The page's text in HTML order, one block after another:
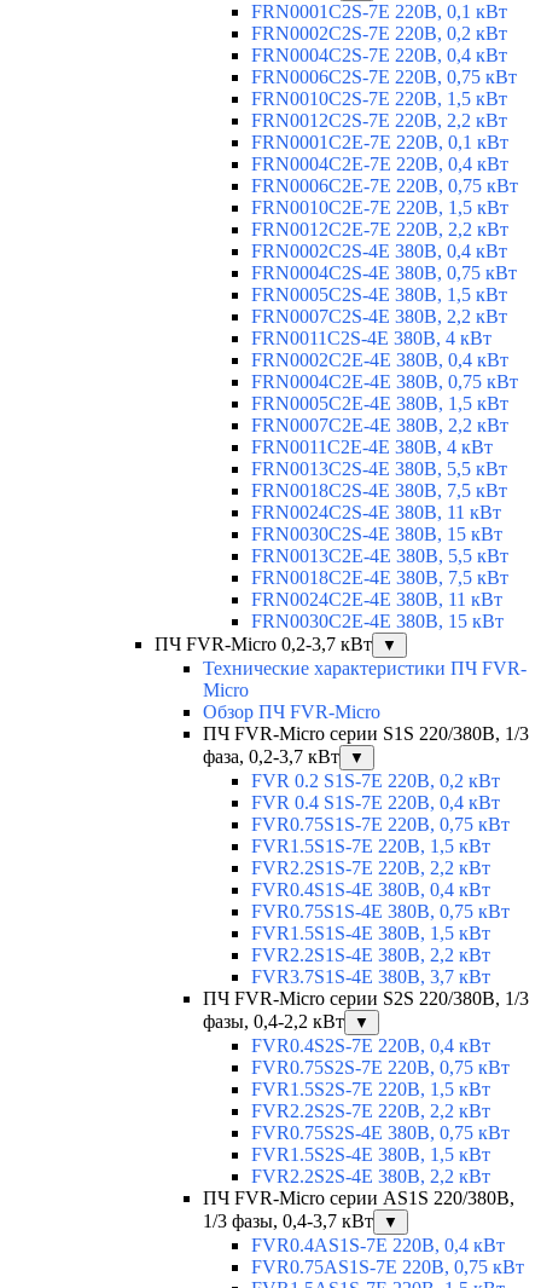
FRN0001C2S-7E 220В, 0,1 кВт
FRN0002C2S-7E 220В, 0,2 кВт
FRN0004C2S-7E 220В, 0,4 кВт
FRN0006C2S-7E 220В, 0,75 кВт
FRN0010C2S-7E 220В, 1,5 кВт
FRN0012C2S-7E 220В, 2,2 кВт
FRN0001C2E-7E 220В, 0,1 кВт
FRN0004C2E-7E 220В, 0,4 кВт
FRN0006C2E-7E 220В, 0,75 кВт
FRN0010C2E-7E 220В, 1,5 кВт
FRN0012C2E-7E 220В, 2,2 кВт
FRN0002C2S-4E 380В, 0,4 кВт
FRN0004C2S-4E 380В, 0,75 кВт
FRN0005C2S-4E 380В, 1,5 кВт
FRN0007C2S-4E 380В, 2,2 кВт
FRN0011C2S-4E 380В, 4 кВт
FRN0002C2E-4E 380В, 0,4 кВт
FRN0004C2E-4E 380В, 0,75 кВт
FRN0005C2E-4E 380В, 1,5 кВт
FRN0007C2E-4E 380В, 2,2 кВт
FRN0011C2E-4E 380В, 4 кВт
FRN0013C2S-4E 380В, 5,5 кВт
FRN0018C2S-4E 380В, 7,5 кВт
FRN0024C2S-4E 380В, 11 кВт
FRN0030C2S-4E 380В, 15 кВт
FRN0013C2E-4E 380В, 5,5 кВт
FRN0018C2E-4E 380В, 7,5 кВт
FRN0024C2E-4E 380В, 11 кВт
FRN0030C2E-4E 380В, 15 кВт
ПЧ FVR-Micro 0,2-3,7 кВт
▼
Технические характеристики ПЧ FVR-
Micro
Обзор ПЧ FVR-Micro
ПЧ FVR-Micro серии S1S 220/380В, 1/3
фаза, 0,2-3,7 кВт
▼
FVR 0.2 S1S-7E 220В, 0,2 кВт
FVR 0.4 S1S-7E 220В, 0,4 кВт
FVR0.75S1S-7E 220В, 0,75 кВт
FVR1.5S1S-7E 220В, 1,5 кВт
FVR2.2S1S-7E 220В, 2,2 кВт
FVR0.4S1S-4E 380В, 0,4 кВт
FVR0.75S1S-4E 380В, 0,75 кВт
FVR1.5S1S-4E 380В, 1,5 кВт
FVR2.2S1S-4E 380В, 2,2 кВт
FVR3.7S1S-4E 380В, 3,7 кВт
ПЧ FVR-Micro серии S2S 220/380В, 1/3
фазы, 0,4-2,2 кВт
▼
FVR0.4S2S-7E 220В, 0,4 кВт
FVR0.75S2S-7E 220В, 0,75 кВт
FVR1.5S2S-7E 220В, 1,5 кВт
FVR2.2S2S-7E 220В, 2,2 кВт
FVR0.75S2S-4E 380В, 0,75 кВт
FVR1.5S2S-4E 380В, 1,5 кВт
FVR2.2S2S-4E 380В, 2,2 кВт
ПЧ FVR-Micro серии AS1S 220/380В,
1/3 фазы, 0,4-3,7 кВт
▼
FVR0.4AS1S-7E 220В, 0,4 кВт
FVR0.75AS1S-7E 220В, 0,75 кВт